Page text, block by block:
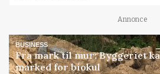
Annonce
BUSINESS
Fra mark til mur: Byggeriet
marked for biokul